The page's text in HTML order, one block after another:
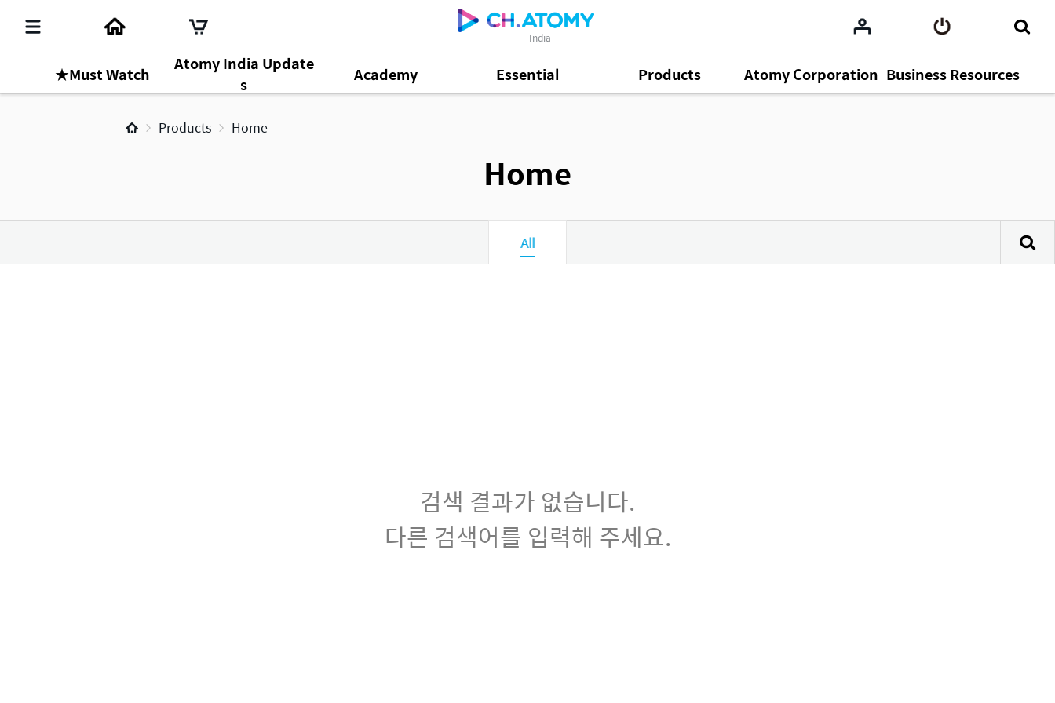
India
★Must Watch
Atomy India Update
s
Academy Essential Products Atomy Corporation Business Resources
Products Home
Home
All
검색 결과가 없습니다.
다른 검색어를 입력해 주세요.